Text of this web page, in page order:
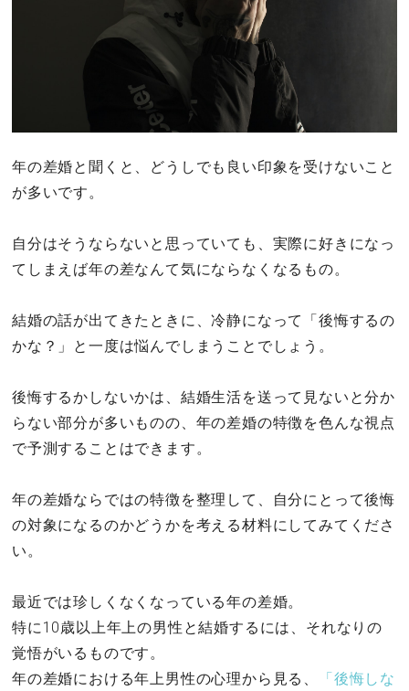
年の差婚と聞くと、どうしでも良い印象を受けないこと
が多いです。
自分はそうならないと思っていても、実際に好きになっ
てしまえば年の差なんて気にならなくなるもの。
結婚の話が出てきたときに、冷静になって「後悔するの
かな？」と一度は悩んでしまうことでしょう。
後悔するかしないかは、結婚生活を送って見ないと分か
らない部分が多いものの、年の差婚の特徴を色んな視点
で予測することはできます。
年の差婚ならではの特徴を整理して、自分にとって後悔
の対象になるのかどうかを考える材料にしてみてくださ
い。
最近では珍しくなくなっている年の差婚。
特に10歳以上年上の男性と結婚するには、それなりの
覚悟がいるものです。
年の差婚における年上男性の心理から見る、
「後悔しな